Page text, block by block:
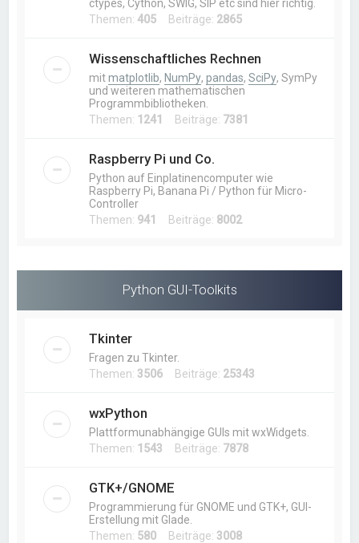
ctypes, Cython, SWIG, SIP etc sind hier richtig.
Themen:405 Beiträge: 2865
Wissenschaftliches Rechnen
mitmatplotlib, NumPy,pandas,SciPy, SymPy
und weiteren mathematischen
Programmbibliotheken.
Themen: 1241 Beiträge: 7381
Raspberry Pi und Co.
Python auf Einplatinencomputer wie
Raspberry Pi, Banana Pi / Python für Micro-
Controller
Themen: 941 Beiträge: 8002
Python GUI-Toolkits
Tkinter
Fragen zu Tkinter.
Themen: 3506 Beiträge: 25343
wxPython
Plattformunabhängige GUIs mit wxWidgets.
Themen: 1543 Beiträge: 7878
GTK+/GNOME
Programmierung für GNOME und GTK+, GUI-
Erstellung mit Glade.
Themen: 580 Beiträge: 3008